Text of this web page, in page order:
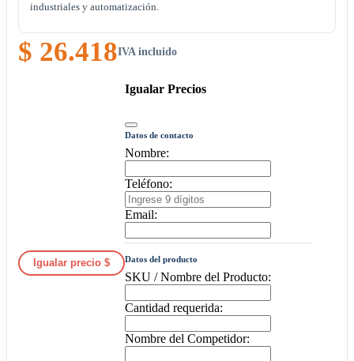
industriales y automatización.
$ 26.418IVA incluido
Igualar precio $
Igualar Precios
Datos de contacto
Nombre:
Teléfono:
Email:
Datos del producto
SKU / Nombre del Producto:
Cantidad requerida:
Nombre del Competidor: